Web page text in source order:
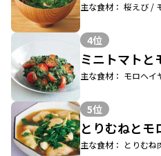
主な食材： 桜えび /
4位
ミニトマトと
主な食材： モロヘイ
5位
とりむねとモ
主な食材： とりむね